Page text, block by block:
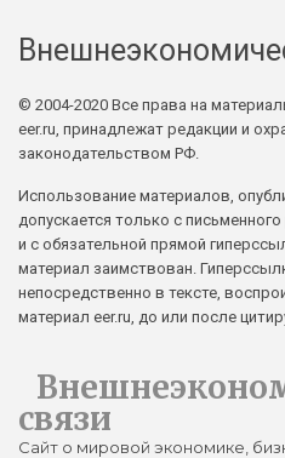
© 2004-2020 Все права на
eer.ru, принадлежат редакции и
законодательством РФ.
Использование материалов,
допускается только с
и с обязательной прямой
материал заимствован.
непосредственно в тексте,
материал eer.ru, до или после
связи
Сайт о мировой экономике,